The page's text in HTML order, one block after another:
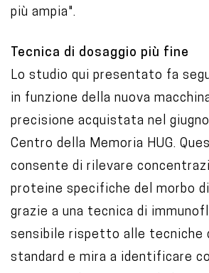
più ampia".
Tecnica di dosaggio più fine
Lo studio qui presentato fa
in funzione della nuova
precisione acquistata nel
Centro della Memoria HUG.
consente di rilevare
proteine specifiche del morbo
grazie a una tecnica di
sensibile rispetto alle tecniche
standard e mira a identificare